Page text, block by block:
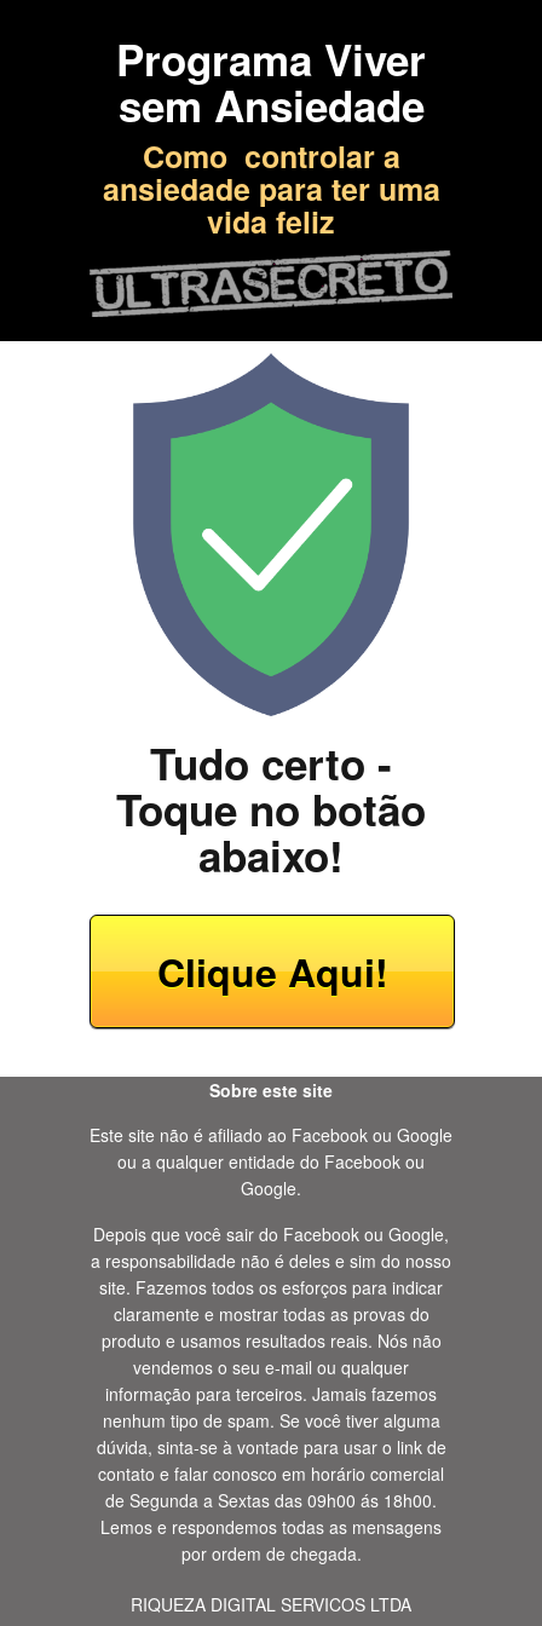
Programa Viver
sem Ansiedade
Como controlar a
ansiedade para ter uma
vida feliz
Tudo certo -
Toque no botão
abaixo!
Clique Aqui!
Sobre este site
Este site não é afiliado ao Facebook ou Google
ou a qualquer entidade do Facebook ou
Google.
Depois que você sair do Facebook ou Google,
a responsabilidade não é deles e sim do nosso
site. Fazemos todos os esforços para indicar
claramente e mostrar todas as provas do
produto e usamos resultados reais. Nós não
vendemos o seu e-mail ou qualquer
informação para terceiros. Jamais fazemos
nenhum tipo de spam. Se você tiver alguma
dúvida, sinta-se à vontade para usar o link de
contato e falar conosco em horário comercial
de Segunda a Sextas das 09h00 ás 18h00.
Lemos e respondemos todas as mensagens
por ordem de chegada.
RIQUEZA DIGITAL SERVICOS LTDA